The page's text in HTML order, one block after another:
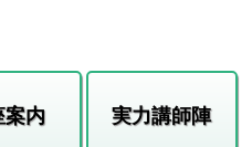
案内 実力講師陣